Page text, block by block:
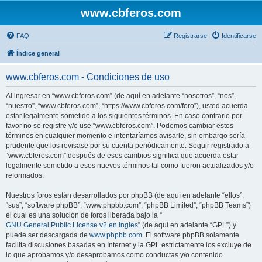
www.cbferos.com
FAQ Identificarse
Registrarse
Índice general
www.cbferos.com - Condiciones de uso
Al ingresar en “www.cbferos.com” (de aquí en adelante “nosotros”, “nos”,
“nuestro”, “www.cbferos.com”, “https://www.cbferos.com/foro”), usted acuerda
estar legalmente sometido a los siguientes términos. En caso contrario por
favor no se registre y/o use “www.cbferos.com”. Podemos cambiar estos
términos en cualquier momento e intentaríamos avisarle, sin embargo sería
prudente que los revisase por su cuenta periódicamente. Seguir registrado a
“www.cbferos.com” después de esos cambios significa que acuerda estar
legalmente sometido a esos nuevos términos tal como fueron actualizados y/o
reformados.
Nuestros foros están desarrollados por phpBB (de aquí en adelante “ellos”,
“sus”, “software phpBB”, “www.phpbb.com”, “phpBB Limited”, “phpBB Teams”)
el cual es una solución de foros liberada bajo la “
GNU General Public License v2 en Ingles” (de aquí en adelante “GPL”) y
puede ser descargada de www.phpbb.com. El software phpBB solamente
facilita discusiones basadas en Internet y la GPL estrictamente los excluye de
lo que aprobamos y/o desaprobamos como conductas y/o contenido